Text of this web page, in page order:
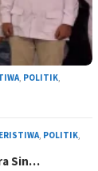
, POLITIK,
, POLITIK,
Sin…